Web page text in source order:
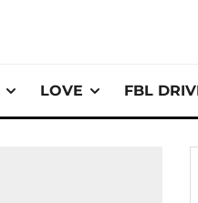
LOVE FBL